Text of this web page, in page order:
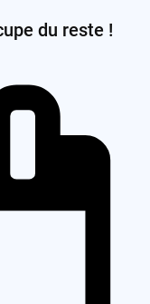
du reste !